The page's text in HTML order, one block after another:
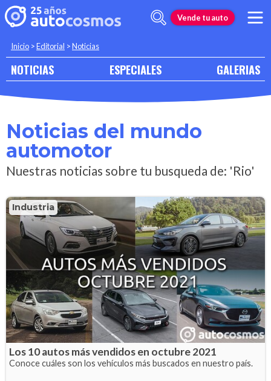
Vende tu auto
Inicio >Editorial >Noticias
NOTICIAS ESPECIALES GALERIAS
Noticias del mundo
automotor
Nuestras noticias sobre tu busqueda de: 'Rio'
Industria
Los 10 autos más vendidos en octubre 2021
Conoce cuáles son los vehículos más buscados en nuestro país.